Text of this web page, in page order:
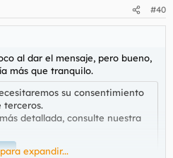
#40
al dar el mensaje, pero bueno,
más que tranquilo.
su consentimiento
terceros.
detallada, consulte nuestra
expandir...